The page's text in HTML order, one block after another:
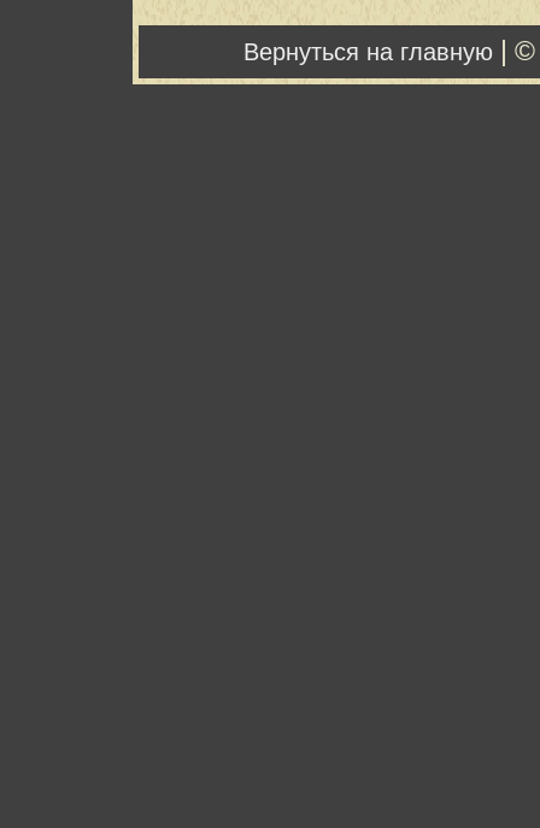
Вернуться на главную |